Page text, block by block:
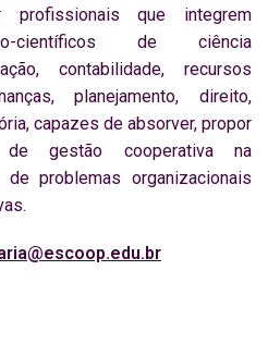
que integrem
científicos de ciência
contabilidade, recursos
planejamento, direito,
capazes de absorver, propor
gestão cooperativa na
problemas organizacionais